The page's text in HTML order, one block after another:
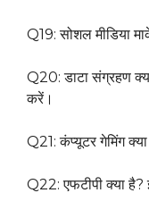
Q19: सोशल मीडिया
Q20: डाटा संग्रहण
करें।
Q21: कंप्यूटर गेमिंग
Q22: एफटीपी क्या